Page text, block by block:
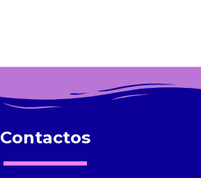
Contactos